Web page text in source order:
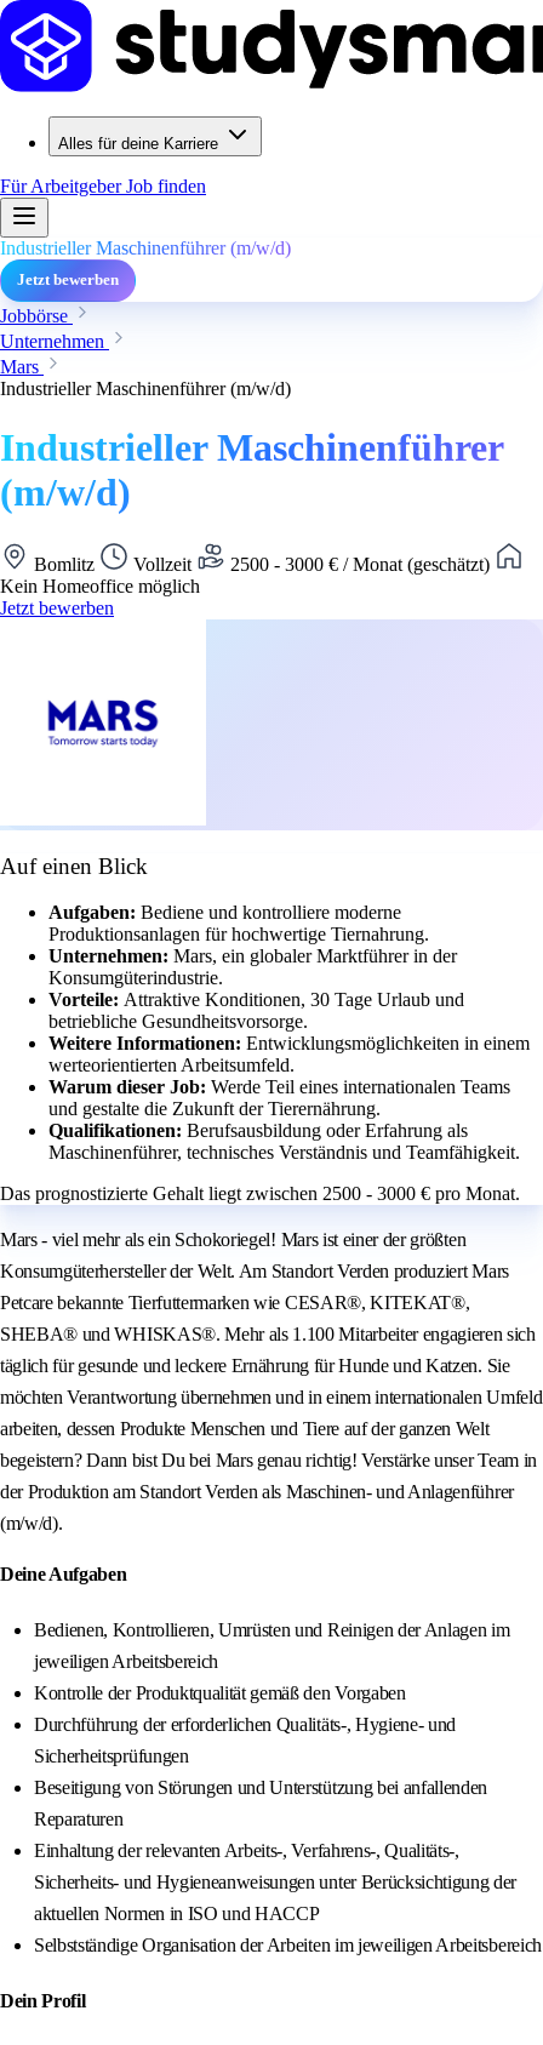
Alles für deine Karriere
Für ArbeitgeberJob finden
Industrieller Maschinenführer (m/w/d)
Jetzt bewerben
Jobbörse
Unternehmen
Mars
Industrieller Maschinenführer (m/w/d)
Industrieller Maschinenführer
(m/w/d)
Bomlitz Vollzeit
2500 - 3000 € / Monat (geschätzt)
Kein Homeoffice möglich
Jetzt bewerben
Auf einen Blick
Aufgaben: Bediene und kontrolliere moderne
Produktionsanlagen für hochwertige Tiernahrung.
Unternehmen: Mars, ein globaler Marktführer in der
Konsumgüterindustrie.
Vorteile: Attraktive Konditionen, 30 Tage Urlaub und
betriebliche Gesundheitsvorsorge.
Weitere Informationen: Entwicklungsmöglichkeiten in einem
werteorientierten Arbeitsumfeld.
Warum dieser Job: Werde Teil eines internationalen Teams
und gestalte die Zukunft der Tierernährung.
Qualifikationen: Berufsausbildung oder Erfahrung als
Maschinenführer, technisches Verständnis und Teamfähigkeit.
Das prognostizierte Gehalt liegt zwischen 2500 - 3000 € pro Monat.
Mars - viel mehr als ein Schokoriegel! Mars ist einer der größten
Konsumgüterhersteller der Welt. Am Standort Verden produziert Mars
Petcare bekannte Tierfuttermarken wie CESAR®, KITEKAT®,
SHEBA® und WHISKAS®. Mehr als 1.100 Mitarbeiter engagieren sich
täglich für gesunde und leckere Ernährung für Hunde und Katzen. Sie
möchten Verantwortung übernehmen und in einem internationalen Umfeld
arbeiten, dessen Produkte Menschen und Tiere auf der ganzen Welt
begeistern? Dann bist Du bei Mars genau richtig! Verstärke unser Team in
der Produktion am Standort Verden als Maschinen- und Anlagenführer
(m/w/d).
Deine Aufgaben
Bedienen, Kontrollieren, Umrüsten und Reinigen der Anlagen im
jeweiligen Arbeitsbereich
Kontrolle der Produktqualität gemäß den Vorgaben
Durchführung der erforderlichen Qualitäts-, Hygiene- und
Sicherheitsprüfungen
Beseitigung von Störungen und Unterstützung bei anfallenden
Reparaturen
Einhaltung der relevanten Arbeits-, Verfahrens-, Qualitäts-,
Sicherheits- und Hygieneanweisungen unter Berücksichtigung der
aktuellen Normen in ISO und HACCP
Selbstständige Organisation der Arbeiten im jeweiligen Arbeitsbereich
Dein Profil